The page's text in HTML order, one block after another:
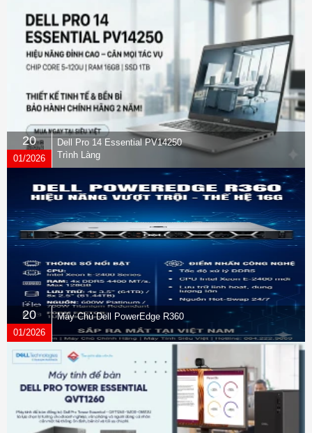
20
01/2026
Dell Pro 14 Essential PV14250
Trình Làng
20
01/2026
Máy Chủ Dell PowerEdge R360